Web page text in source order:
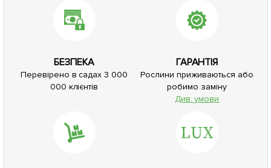
БЕЗПЕКА
Перевірено в садах 3 000
000 клієнтів
ГАРАНТІЯ
Рослини приживаються або
робимо заміну
Див. умови